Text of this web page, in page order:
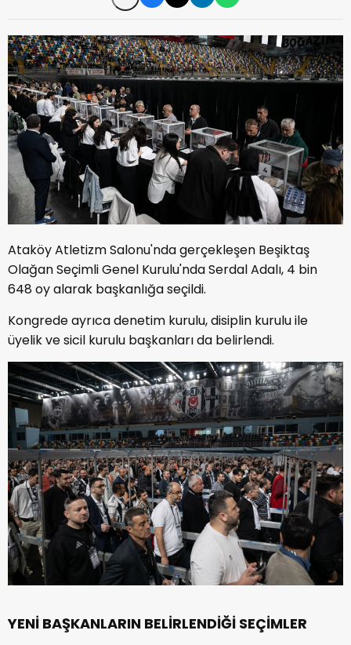
Ataköy Atletizm Salonu'nda gerçekleşen Beşiktaş
Olağan Seçimli Genel Kurulu'nda Serdal Adalı, 4 bin
648 oy alarak başkanlığa seçildi.
Kongrede ayrıca denetim kurulu, disiplin kurulu ile
üyelik ve sicil kurulu başkanları da belirlendi.
YENİ BAŞKANLARIN BELİRLENDİĞİ SEÇİMLER